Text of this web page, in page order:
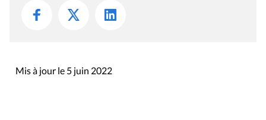
Mis à jour le 5 juin 2022